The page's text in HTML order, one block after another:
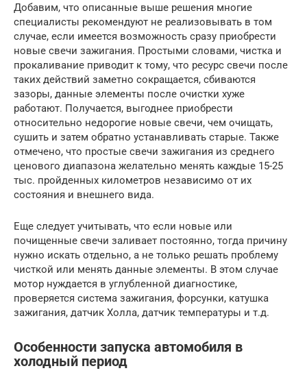
Добавим, что описанные выше решения многие
специалисты рекомендуют не реализовывать в том
случае, если имеется возможность сразу приобрести
новые свечи зажигания. Простыми словами, чистка и
прокаливание приводит к тому, что ресурс свечи после
таких действий заметно сокращается, сбиваются
зазоры, данные элементы после очистки хуже
работают. Получается, выгоднее приобрести
относительно недорогие новые свечи, чем очищать,
сушить и затем обратно устанавливать старые. Также
отмечено, что простые свечи зажигания из среднего
ценового диапазона желательно менять каждые 15-25
тыс. пройденных километров независимо от их
состояния и внешнего вида.
Еще следует учитывать, что если новые или
почищенные свечи заливает постоянно, тогда причину
нужно искать отдельно, а не только решать проблему
чисткой или менять данные элементы. В этом случае
мотор нуждается в углубленной диагностике,
проверяется система зажигания, форсунки, катушка
зажигания, датчик Холла, датчик температуры и т.д.
Особенности запуска автомобиля в
холодный период